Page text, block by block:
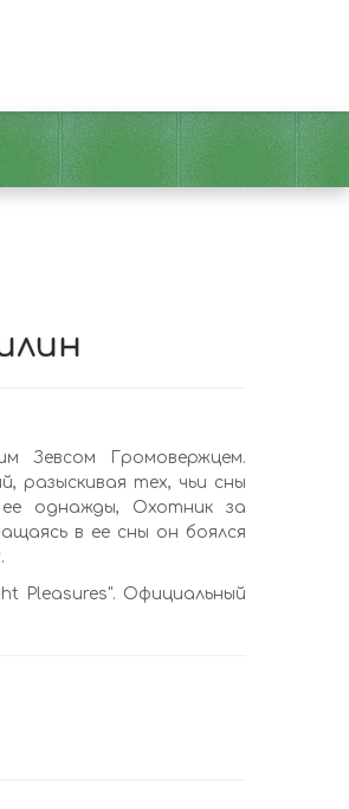
Зевсом Громовержцем.
разыскивая тех, чьи сны
однажды, Охотник за
в ее сны он боялся
Pleasures". Официальный